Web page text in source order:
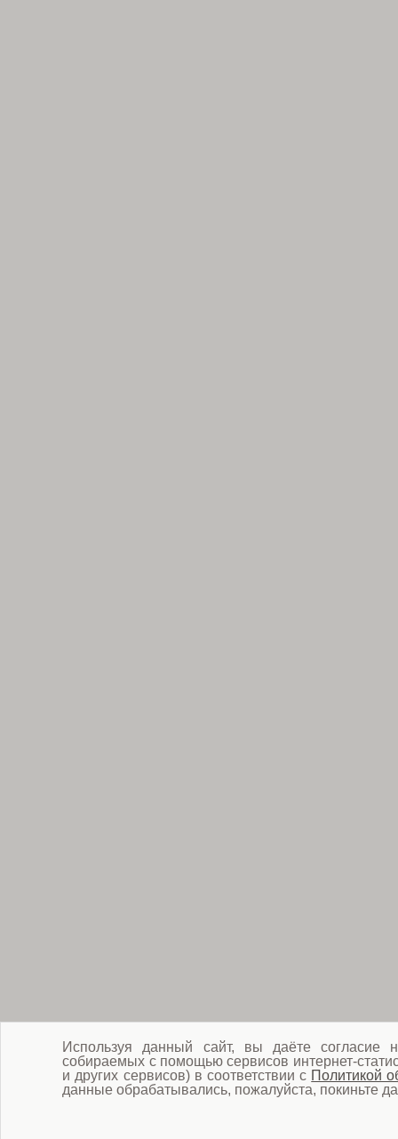
Используя данный сайт, вы даёте согласие
собираемых с помощью сервисов интернет-
и других сервисов) в соответствии с Политикой
данные обрабатывались, пожалуйста, покиньте